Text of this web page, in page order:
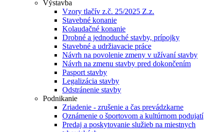
Výstavba
Vzory tlačív z.č. 25/2025 Z.z.
Stavebné konanie
Kolaudačné konanie
Drobné a jednoduché stavby, prípojky
Stavebné a udržiavacie práce
Návrh na povolenie zmeny v užívaní stavby
Návrh na zmenu stavby pred dokončením
Pasport stavby
Legalizácia stavby
Odstránenie stavby
Podnikanie
Zriadenie - zrušenie a čas prevádzkarne
Oznámenie o športovom a kultúrnom podujatí
Predaj a poskytovanie služieb na miestnych